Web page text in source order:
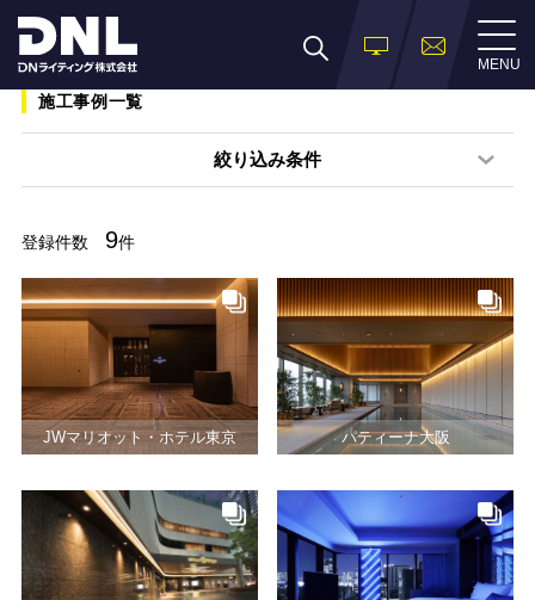
MENU
施工事例一覧
絞り込み条件
登録件数 9件
JWマリオット・ホテル東京 パティーナ大阪